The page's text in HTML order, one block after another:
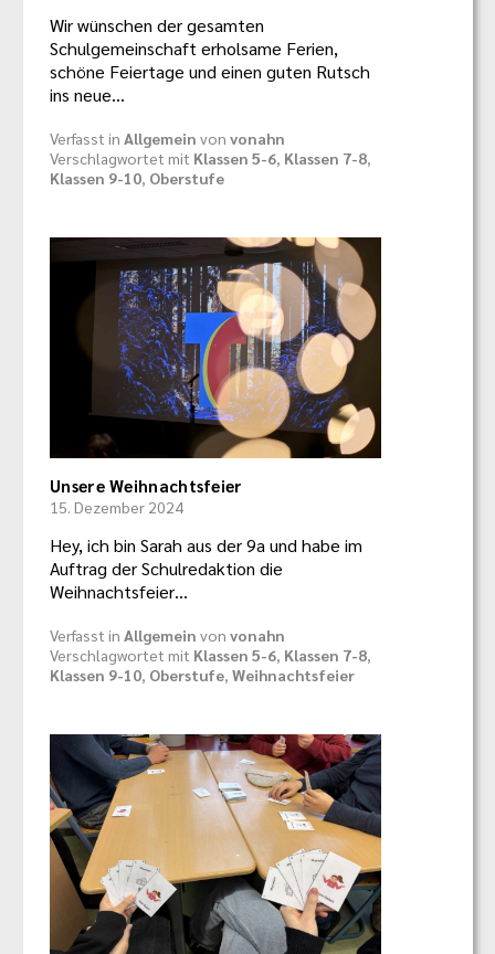
Wir wünschen der gesamten
Schulgemeinschaft erholsame Ferien,
schöne Feiertage und einen guten Rutsch
ins neue…
Verfasst in Allgemein von vonahn
Verschlagwortet mit Klassen 5-6, Klassen 7-8,
Klassen 9-10, Oberstufe
Unsere Weihnachtsfeier
15. Dezember 2024
Hey, ich bin Sarah aus der 9a und habe im
Auftrag der Schulredaktion die
Weihnachtsfeier…
Verfasst in Allgemein von vonahn
Verschlagwortet mit Klassen 5-6, Klassen 7-8,
Klassen 9-10, Oberstufe, Weihnachtsfeier